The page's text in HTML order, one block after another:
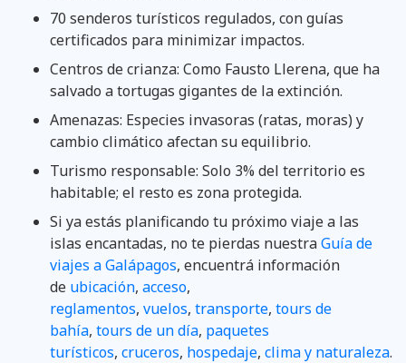
70 senderos turísticos regulados, con guías
certificados para minimizar impactos.
Centros de crianza: Como Fausto Llerena, que ha
salvado a tortugas gigantes de la extinción.
Amenazas: Especies invasoras (ratas, moras) y
cambio climático afectan su equilibrio.
Turismo responsable: Solo 3% del territorio es
habitable; el resto es zona protegida.
Si ya estás planificando tu próximo viaje a las
islas encantadas, no te pierdas nuestraGuía de
viajes a Galápagos, encuentrá información
de ubicación, acceso,
reglamentos, vuelos, transporte, tours de
bahía, tours de un día, paquetes
turísticos, cruceros, hospedaje, clima y naturaleza.